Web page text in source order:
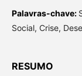
Palavras-chave:
Social, Crise,
RESUMO